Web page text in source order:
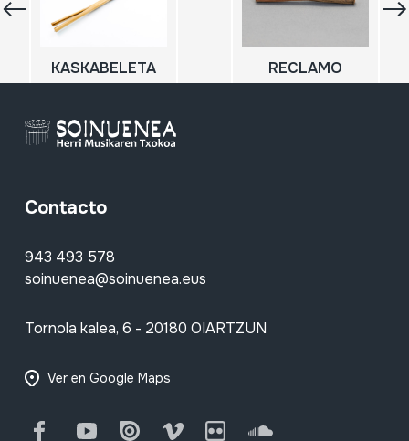
KASKABELETA RECLAMO
Contacto
943 493 578
soinuenea@soinuenea.eus
Tornola kalea, 6 - 20180 OIARTZUN
Ver en Google Maps
FacebookYoutube Issuu Vimeo Flickr SoundCloud